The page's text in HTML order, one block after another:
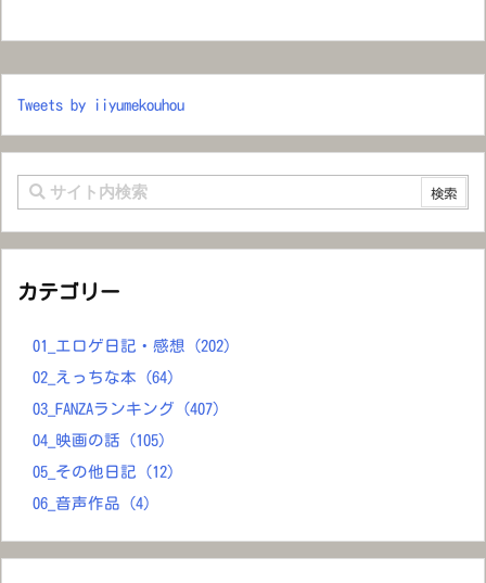
Tweets by iiyumekouhou
カテゴリー
01_エロゲ日記・感想
(202)
02_えっちな本
(64)
03_FANZAランキング
(407)
04_映画の話
(105)
05_その他日記
(12)
06_音声作品
(4)